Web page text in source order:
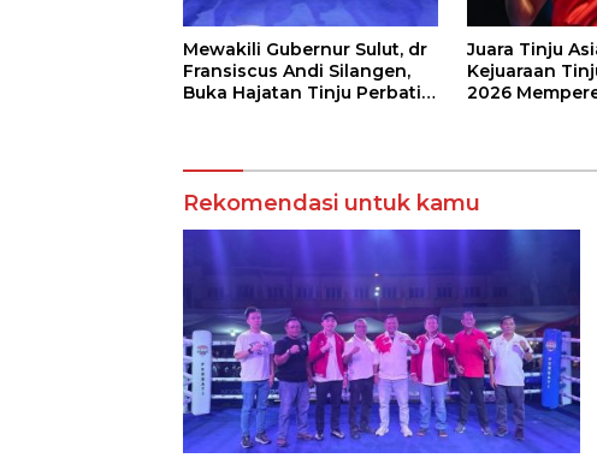
Mewakili Gubernur Sulut, dr
Fransiscus Andi Silangen,
Buka Hajatan Tinju Perbati
Juara Tinju
Kejuaraan
2026
Rekomendasi untuk kamu